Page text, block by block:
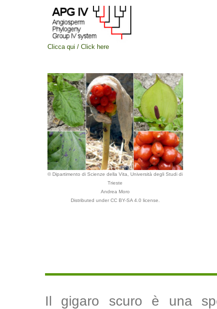
Clicca qui / Click here
© Dipartimento di Scienze della Vita, Università degli Studi di
Trieste
Andrea Moro
Distributed under CC BY-SA 4.0 license.
Il gigaro scuro è una